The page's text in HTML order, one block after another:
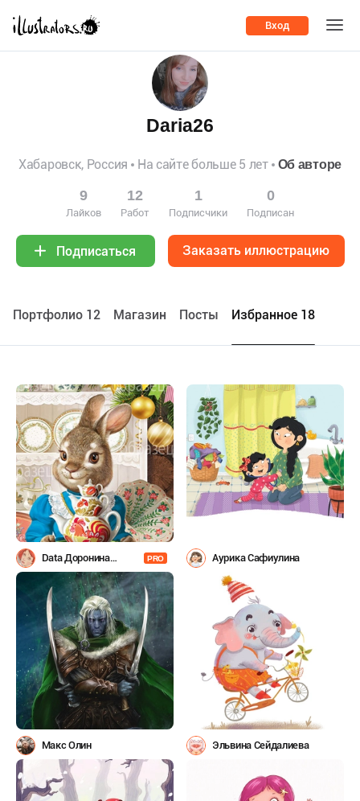
Вход
Daria26
Хабаровск, Россия На сайте больше 5 лет Об авторе
9
Лайков
12
Работ
1
Подписчики
0
Подписан
Подписаться Заказать иллюстрацию
Портфолио 12 Maгазин Посты Избранное 18
Data Доронина
Татьяна
PRO Аурика Сафиулина
Макс Олин Эльвина Сейдалиева